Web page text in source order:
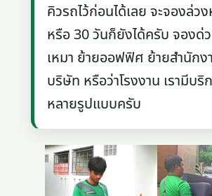
คิวรถไว้ก่อนได้เลย จะจองล่ว
หรือ 30 วันก็ยังได้ครับ จองด่
เหมา ย้ายออฟฟิศ ย้ายสำนักง
บริษัท หรือว่าโรงงาน เรามีบริ
หลายรูปแบบครับ